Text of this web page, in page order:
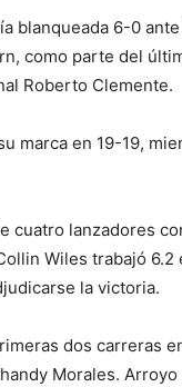
blanqueada 6-0
como parte del
Roberto Clemente.
marca en 19-19,
cuatro lanzadores
Wiles trabajó
la victoria.
dos carreras
Morales.